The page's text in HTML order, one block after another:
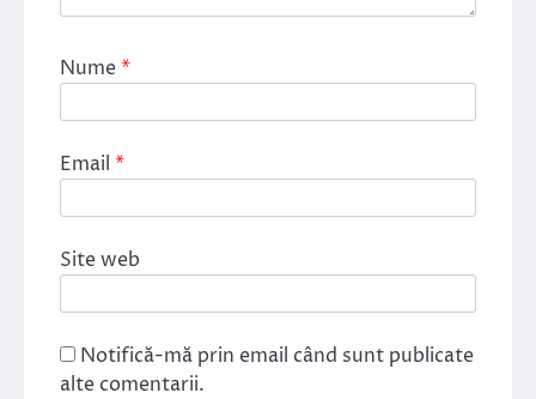
Nume*
Email *
Site web
Notifică-mă prin email când sunt publicate
alte comentarii.